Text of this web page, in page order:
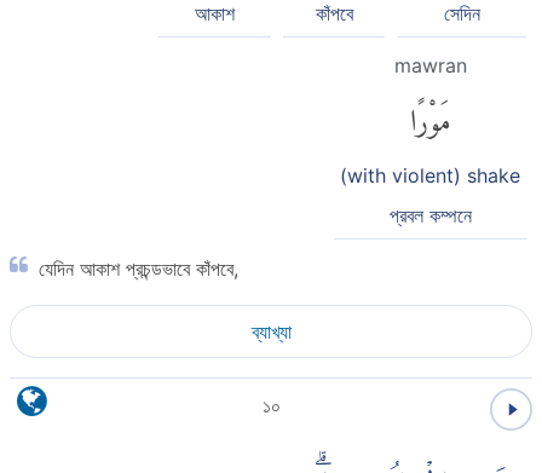
সেদিন
কাঁপবে
আকাশ
mawran
مَوْرًا
(with violent) shake
প্রবল কম্পনে
যেদিন আকাশ প্রচন্ডভাবে কাঁপবে,
ব্যাখ্যা
১০